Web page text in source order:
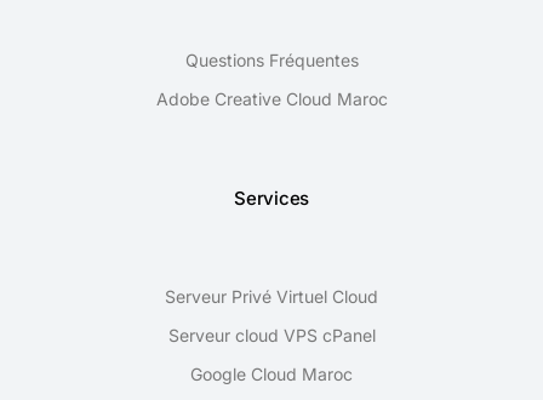
Questions Fréquentes
Adobe Creative Cloud Maroc
Services
Serveur Privé Virtuel Cloud
Serveur cloud VPS cPanel
Google Cloud Maroc